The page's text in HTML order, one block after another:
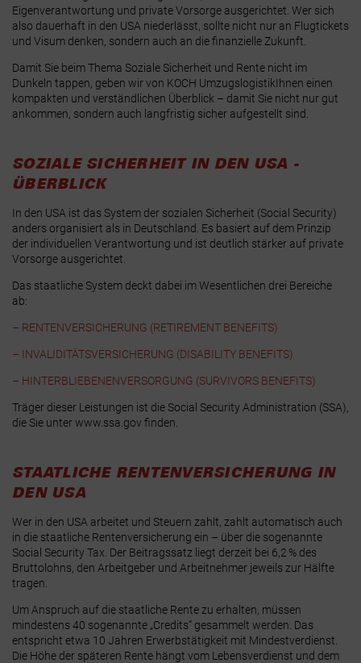
Eigenverantwortung und private Vorsorge ausgerichtet. Wer sich
also dauerhaft in den USA niederlässt, sollte nicht nur an Flugtickets
und Visum denken, sondern auch an die finanzielle Zukunft.
Damit Sie beim Thema Soziale Sicherheit und Rente nicht im
Dunkeln tappen, geben wir von KOCH UmzugslogistikIhnen einen
kompakten und verständlichen Überblick – damit Sie nicht nur gut
ankommen, sondern auch langfristig sicher aufgestellt sind.
SOZIALE SICHERHEIT IN DEN USA -
ÜBERBLICK
In den USA ist das System der sozialen Sicherheit (Social Security)
anders organisiert als in Deutschland. Es basiert auf dem Prinzip
der individuellen Verantwortung und ist deutlich stärker auf private
Vorsorge ausgerichtet.
Das staatliche System deckt dabei im Wesentlichen drei Bereiche
ab:
– RENTENVERSICHERUNG (RETIREMENT BENEFITS)
– INVALIDITÄTSVERSICHERUNG (DISABILITY BENEFITS)
– HINTERBLIEBENENVERSORGUNG (SURVIVORS BENEFITS)
Träger dieser Leistungen ist die Social Security Administration (SSA),
die Sie unterwww.ssa.gov finden.
STAATLICHE RENTENVERSICHERUNG IN
DEN USA
Wer in den USA arbeitet und Steuern zahlt, zahlt automatisch auch
in die staatliche Rentenversicherung ein – über die sogenannte
Social Security Tax. Der Beitragssatz liegt derzeit bei 6,2 % des
Bruttolohns, den Arbeitgeber und Arbeitnehmer jeweils zur Hälfte
tragen.
Um Anspruch auf die staatliche Rente zu erhalten, müssen
mindestens 40 sogenannte „Credits“ gesammelt werden. Das
entspricht etwa 10 Jahren Erwerbstätigkeit mit Mindestverdienst.
Die Höhe der späteren Rente hängt vom Lebensverdienst und dem